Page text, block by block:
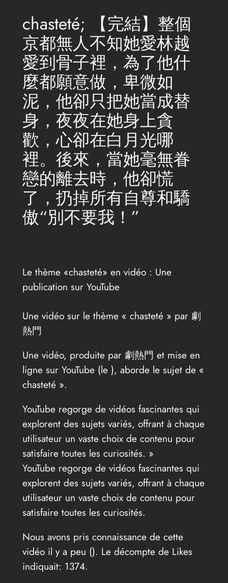
chasteté; 【完結】整個
京都無人不知她愛林越
愛到骨子裡，為了他什
麼都願意做，卑微如
泥，他卻只把她當成替
身，夜夜在她身上貪
歡，心卻在白月光哪
裡。後來，當她毫無眷
戀的離去時，他卻慌
了，扔掉所有自尊和驕
傲“別不要我！”
Le thème «chasteté» en vidéo : Une
publication sur YouTube
Une vidéo sur le thème « chasteté » par 劇
熱門
Une vidéo, produite par 劇熱門 et mise en
ligne sur YouTube (le ), aborde le sujet de «
chasteté ».
YouTube regorge de vidéos fascinantes qui
explorent des sujets variés, offrant à chaque
utilisateur un vaste choix de contenu pour
satisfaire toutes les curiosités. »
YouTube regorge de vidéos fascinantes qui
explorent des sujets variés, offrant à chaque
utilisateur un vaste choix de contenu pour
satisfaire toutes les curiosités.
Nous avons pris connaissance de cette
vidéo il y a peu (). Le décompte de Likes
indiquait: 1374.